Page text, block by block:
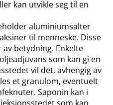
kan utvikle seg til en
aluminiumsalter
til menneske. Disse
betydning. Enkelte
som kan gi en
vil det, avhengig av
et granulom, eventuelt
Saponin kan i